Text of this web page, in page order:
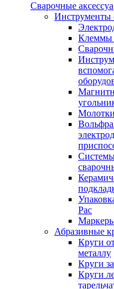
Сварочные
Инструменты
Клеммы
Pac
Абразивные
Круги
металлу
Круги
Круги